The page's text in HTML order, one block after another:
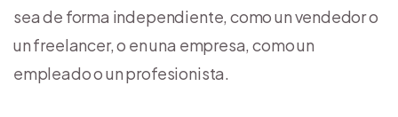
sea de forma independiente, como un vendedor o
un freelancer, o en una empresa, como un
empleado o un profesionista.